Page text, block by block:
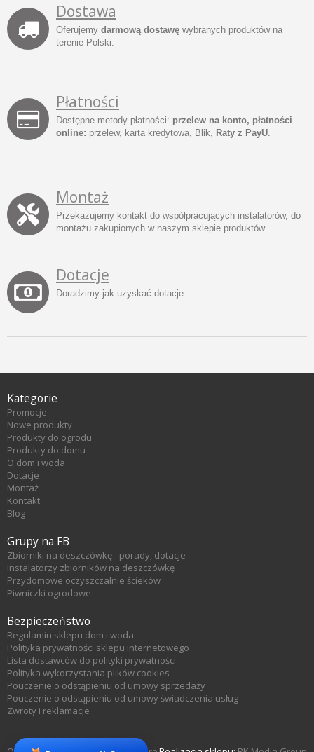
Dostawa
Oferujemy darmową dostawę wybranych produktów na
terenie Polski.
Płatności
Dostępne metody płatności: przelew na konto, płatności
online: przelew, karta kredytowa, Blik, Raty z PayU
Montaż
Przekazujemy kontakt do współpracujących instalatorów, do
montażu zakupionych w naszym sklepie produktów.
Dotacje
Doradzimy jak uzyskać dotacje.
Kategorie
Promocje
Nowe produkty
Produkty do ogrodu
Produkty do domu
O dom i woda
Dotacje
Montaż
Kontakt
Blog
Grupy na FB
Zbiorniki na deszczówkę - porady, dotacje
Instalatorzy zbiorników na deszczówkę
Przydomowe oczyszczalnie ścieków
Piwniczki ogrodowe
Bezpieczeństwo
Regulamin sklepu dom i woda
Polityka prywatności sklepu internetowego
Lista dostawców do polityki prywatności
Polityka wykorzystania plików cookies
Pouczenie o odstąpieniu od umowy sprzedaży
Pouczenie o odstąpieniu od umowy świadczenia usług
Zwroty i reklamacje